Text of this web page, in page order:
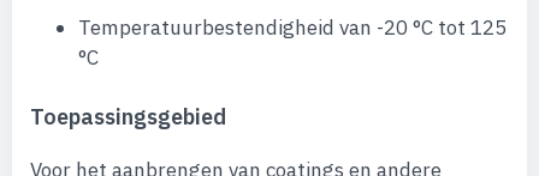
Temperatuurbestendigheid van -20 °C tot 125
°C
Toepassingsgebied
Voor het aanbrengen van coatings en andere